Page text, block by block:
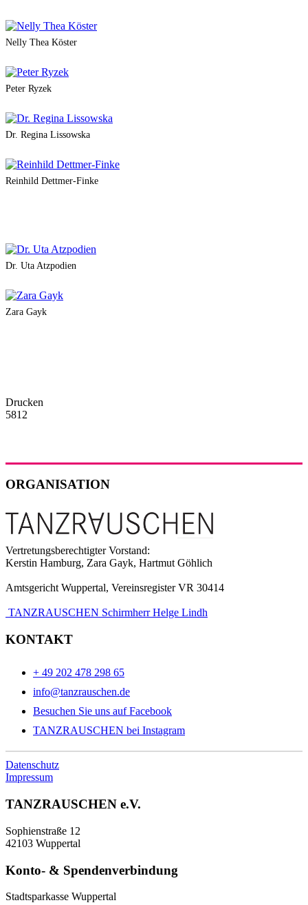
Nelly Thea Köster
Peter Ryzek
Dr. Regina Lissowska
Reinhild Dettmer-Finke
Dr. Uta Atzpodien
Zara Gayk
Drucken
5812
ORGANISATION
Vertretungsberechtigter Vorstand:
Kerstin Hamburg, Zara Gayk, Hartmut Göhlich
Amtsgericht Wuppertal, Vereinsregister VR 30414
TANZRAUSCHEN Schirmherr Helge Lindh
KONTAKT
+ 49 202 478 298 65
info@tanzrauschen.de
Besuchen Sie uns auf Facebook
TANZRAUSCHEN bei Instagram
Datenschutz
Impressum
TANZRAUSCHEN e.V.
Sophienstraße 12
42103 Wuppertal
Konto- & Spendenverbindung
Stadtsparkasse Wuppertal